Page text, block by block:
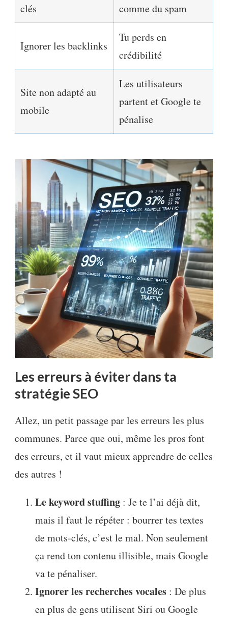
clés
comme du spam
Ignorer les backlinks
Tu perds en
crédibilité
Site non adapté au
mobile
Les utilisateurs
partent et Google te
pénalise
Les erreurs à éviter dans ta
stratégie SEO
Allez, un petit passage par les erreurs les plus
communes. Parce que oui, même les pros font
des erreurs, et il vaut mieux apprendre de celles
des autres !
Le keyword stuffing : Je te l’ai déjà dit,
mais il faut le répéter : bourrer tes textes
de mots-clés, c’est le mal. Non seulement
ça rend ton contenu illisible, mais Google
va te pénaliser.
Ignorer les recherches vocales : De plus
en plus de gens utilisent Siri ou Google